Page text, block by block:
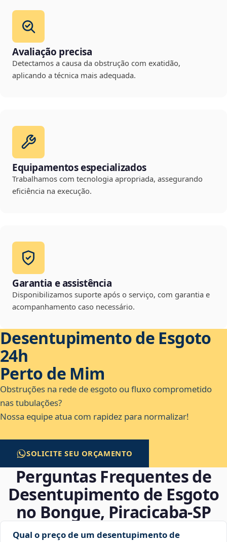
Avaliação precisa
Detectamos a causa da obstrução com exatidão,
aplicando a técnica mais adequada.
Equipamentos especializados
Trabalhamos com tecnologia apropriada, assegurando
eficiência na execução.
Garantia e assistência
Disponibilizamos suporte após o serviço, com garantia e
acompanhamento caso necessário.
Desentupimento de Esgoto
24h
Perto de Mim
Obstruções na rede de esgoto ou fluxo comprometido
nas tubulações?
Nossa equipe atua com rapidez para normalizar!
SOLICITE SEU ORÇAMENTO
Perguntas Frequentes de
Desentupimento de Esgoto
no Bongue, Piracicaba‑SP
Qual o preço de um desentupimento de